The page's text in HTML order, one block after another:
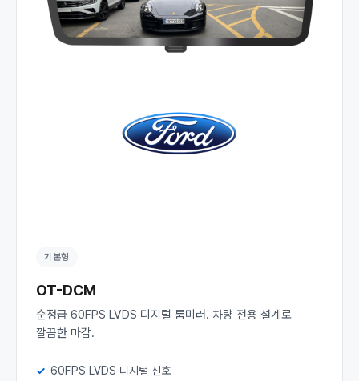
기본형
OT-DCM
순정급 60FPS LVDS 디지털 룸미러. 차량 전용 설계로
깔끔한 마감.
60FPS LVDS 디지털 신호